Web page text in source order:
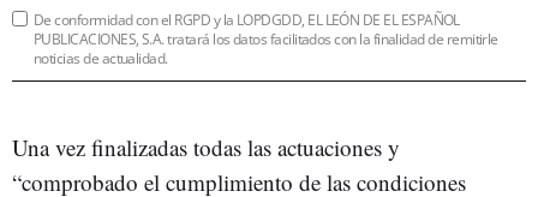
De conformidad con el RGPD y la LOPDGDD, EL LEÓN DE EL ESPAÑOL
PUBLICACIONES, S.A. tratará los datos facilitados con la finalidad de remitirle
noticias de actualidad.
Una vez finalizadas todas las actuaciones y
“comprobado el cumplimiento de las condiciones